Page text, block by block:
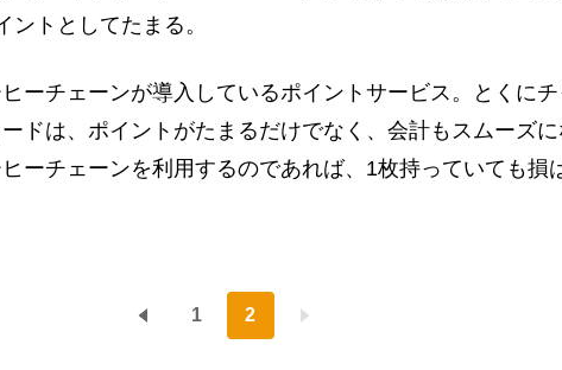
ントとしてたまる。
ーチェーンが導入しているポイントサービス。とくにチ
ドは、ポイントがたまるだけでなく、会計もスムーズに
ーチェーンを利用するのであれば、1枚持っていても損
1 2